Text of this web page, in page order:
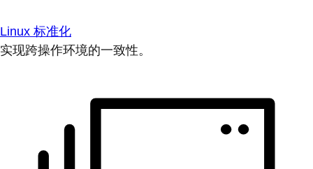
Linux 标准化
实现跨操作环境的一致性。